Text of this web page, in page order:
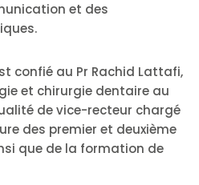
et des
confié au Pr Rachid Lattafi,
et chirurgie dentaire au
de vice-recteur chargé
des premier et deuxième
que de la formation de